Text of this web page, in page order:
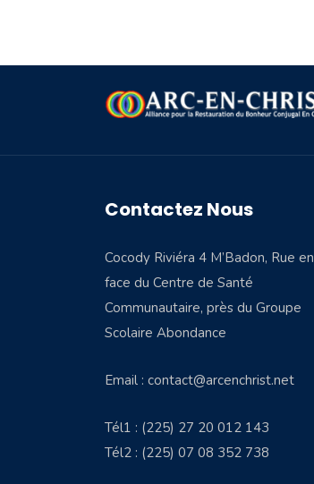
Contactez Nous
Cocody Riviéra 4 M’Badon, Rue en
face du Centre de Santé
Communautaire, près du Groupe
Scolaire Abondance
Email : contact@arcenchrist.net
Tél1 : (225) 27 20 012 143
Tél2 : (225) 07 08 352 738